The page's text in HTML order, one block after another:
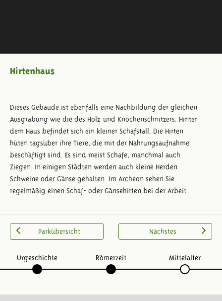
Hirtenhaus
Dieses Gebäude ist ebenfalls eine Nachbildung der gleichen
Ausgrabung wie die des Holz-und Knochenschnitzers. Hinter
dem Haus befindet sich ein kleiner Schafstall. Die Hirten
hüten tagsüber ihre Tiere, die mit der Nahrungsaufnahme
beschäftigt sind. Es sind meist Schafe, manchmal auch
Ziegen. In einigen Städten werden auch kleine Herden
Schweine oder Gänse gehalten. Im Archeon sehen Sie
regelmäßig einen Schaf- oder Gänsehirten bei der Arbeit.
Parkübersicht Nächstes
Urgeschichte Römerzeit Mittelalter